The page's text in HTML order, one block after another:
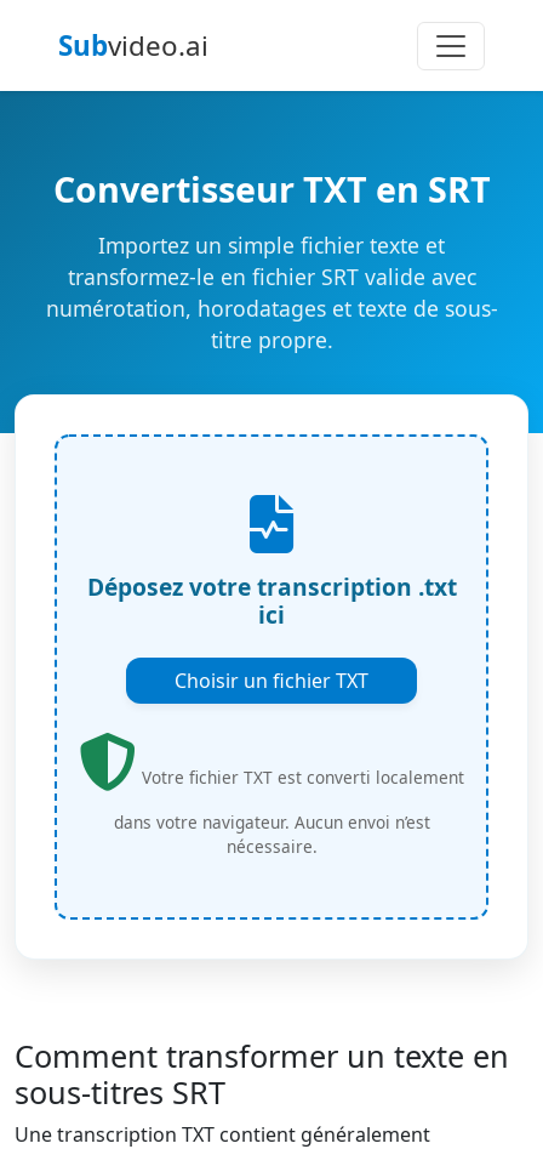
Subvideo.ai
Convertisseur TXT en SRT
Importez un simple fichier texte et
transformez-le en fichier SRT valide avec
numérotation, horodatages et texte de sous-
titre propre.
Déposez votre transcription .txt
ici
Choisir un fichier TXT
Votre fichier TXT est converti localement
dans votre navigateur. Aucun envoi n’est
nécessaire.
Comment transformer un texte en
sous-titres SRT
Une transcription TXT contient généralement